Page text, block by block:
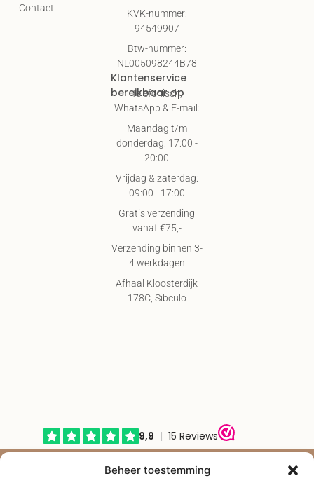
Beheer toestemming
Contact
KVK-nummer:
94549907
Btw-nummer:
NL005098244B78
Klantenservice
bereikbaar op
Telefonisch,
WhatsApp & E-mail:
Maandag t/m
donderdag: 17:00 -
20:00
Vrijdag & zaterdag:
09:00 - 17:00
Gratis verzending
vanaf €75,-
Verzending binnen 3-
4 werkdagen
Afhaal Kloosterdijk
178C, Sibculo
© Shape2you All Rights Reserved.